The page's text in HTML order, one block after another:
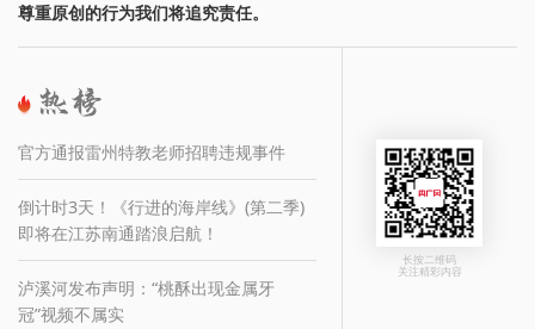
尊重原创的行为我们将追究责任。
官方通报雷州特教老师招聘违规事件
倒计时3天！《行进的海岸线》(第二季)
即将在江苏南通踏浪启航！
泸溪河发布声明：“桃酥出现金属牙
冠”视频不属实
长按二维码
关注精彩内容